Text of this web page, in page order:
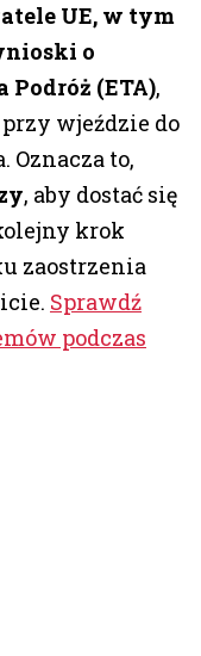
UE, w tym
o
(ETA),
wjeździe do
to,
, aby dostać się
krok
zaostrzenia
Sprawdź
podczas